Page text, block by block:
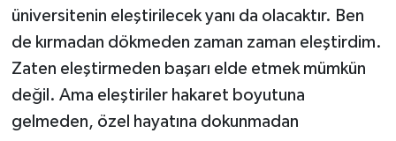
üniversitenin eleştirilecek yanı da olacaktır. Ben
de kırmadan dökmeden zaman zaman eleştirdim.
Zaten eleştirmeden başarı elde etmek mümkün
değil. Ama eleştiriler hakaret boyutuna
gelmeden, özel hayatına dokunmadan